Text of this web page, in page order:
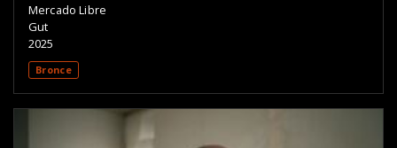
Mercado Libre
Gut
2025
Bronce